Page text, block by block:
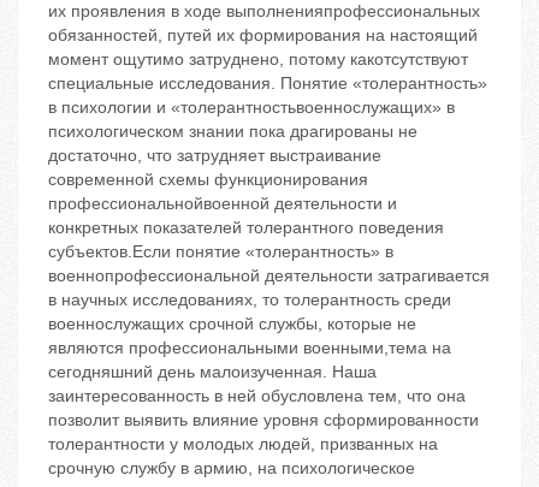
их проявления в ходе выполненияпрофессиональных
обязанностей, путей их формирования на настоящий
момент ощутимо затруднено, потому какотсутствуют
специальные исследования. Понятие «толерантность»
в психологии и «толерантностьвоеннослужащих» в
психологическом знании пока драгированы не
достаточно, что затрудняет выстраивание
современной схемы функционирования
профессиональнойвоенной деятельности и
конкретных показателей толерантного поведения
субъектов.Если понятие «толерантность» в
военнопрофессиональной деятельности затрагивается
в научных исследованиях, то толерантность среди
военнослужащих срочной службы, которые не
являются профессиональными военными,‬тема на
сегодняшний день малоизученная. Наша
заинтересованность в ней обусловлена тем, что она
позволит выявить влияние уровня сформированности
толерантности у молодых людей, призванных на
срочную службу в армию, на психологическое